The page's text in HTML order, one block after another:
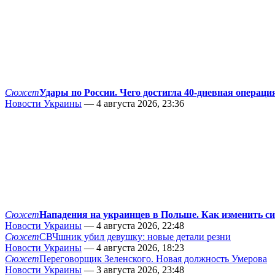
СюжетУдары по России. Чего достигла 40-дневная
Новости Украины — 4 августа 2026, 23:36
СюжетНападения на украинцев в Польше. Как изменить
Новости Украины — 4 августа 2026, 22:48
СюжетСВЧшник убил девушку: новые детали резни
Новости Украины — 4 августа 2026, 18:23
СюжетПереговорщик Зеленского. Новая должность Умерова
Новости Украины — 3 августа 2026, 23:48